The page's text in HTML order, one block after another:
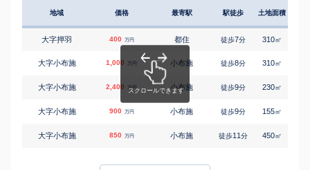
地域 価格 最寄駅 駅徒歩 土地面積
大字押羽 400 万円 都住 徒歩7分 310㎡
大字小布施 1,000 万円 小布施 徒歩8分 310㎡
大字小布施 2,400 万円 小布施 徒歩9分 230㎡
大字小布施 900 万円 小布施 徒歩9分 155㎡
大字小布施 850 万円 小布施 徒歩11分 450㎡